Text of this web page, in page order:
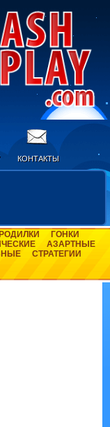
КОНТАКТЫ
ГОНКИ
АЗАРТНЫЕ
СТРАТЕГИИ